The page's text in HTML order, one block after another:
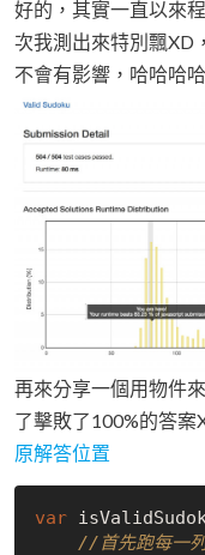
好的，其實一直以來
次我測出來特別飄XD
不會有影響，哈哈哈
再來分享一個用物件
了擊敗了100%的答案
原解答位置
var
//首先跑每一